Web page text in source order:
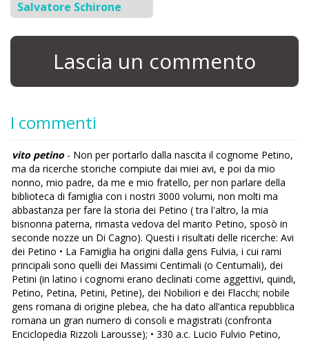
Salvatore Schirone
Lascia un commento
I commenti
vito petino- Non per portarlo dalla nascita il cognome Petino,
ma da ricerche storiche compiute dai miei avi, e poi da mio
nonno, mio padre, da me e mio fratello, per non parlare della
biblioteca di famiglia con i nostri 3000 volumi, non molti ma
abbastanza per fare la storia dei Petino ( tra l'altro, la mia
bisnonna paterna, rimasta vedova del marito Petino, sposò in
seconde nozze un Di Cagno). Questi i risultati delle ricerche: Avi
dei Petino • La Famiglia ha origini dalla gens Fulvia, i cui rami
principali sono quelli dei Massimi Centimali (o Centumali), dei
Petini (in latino i cognomi erano declinati come aggettivi, quindi,
Petino, Petina, Petini, Petine), dei Nobiliori e dei Flacchi; nobile
gens romana di origine plebea, che ha dato all’antica repubblica
romana un gran numero di consoli e magistrati (confronta
Enciclopedia Rizzoli Larousse); • 330 a.c. Lucio Fulvio Petino,